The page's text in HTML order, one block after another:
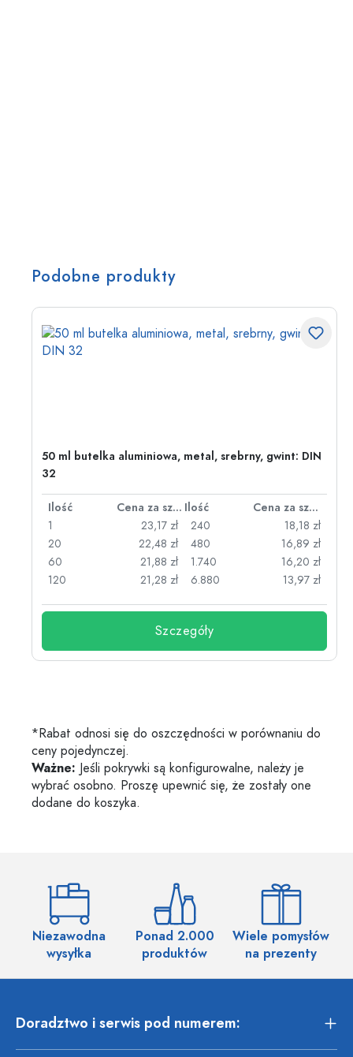
Podobne produkty
50 ml butelka aluminiowa, metal, srebrny, gwint: DIN
32
Ilość Cena za sztukę Ilość
Cena za sztukę
1
23,17 zł
20
22,48 zł
60
21,88 zł
120
21,28 zł
240
18,18 zł
480
16,89 zł
1.740
16,20 zł
6.880
13,97 zł
Szczegóły
*Rabat odnosi się do oszczędności w porównaniu do
ceny pojedynczej.
Ważne: Jeśli pokrywki są konfigurowalne, należy je
wybrać osobno. Proszę upewnić się, że zostały one
dodane do koszyka.
Niezawodna
wysyłka
Ponad 2.000
produktów
Wiele pomysłów
na prezenty
Doradztwo i serwis pod numerem: